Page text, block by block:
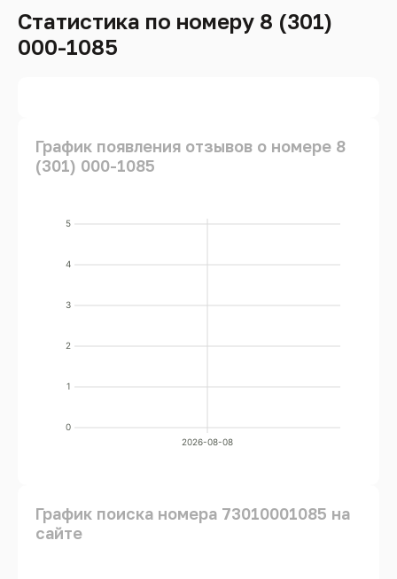
Статистика по номеру 8 (301)
000-1085
График появления отзывов о номере 8
(301) 000-1085
0
1
2
3
4
5
2026-08-08
График поиска номера 73010001085 на
сайте